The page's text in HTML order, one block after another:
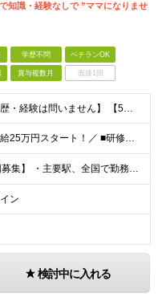
知識・経験なしで ”ママになりませ
学歴不問 ベテランOK
賞与複数月 面接1回
【未経験歓迎！学歴・経験は問いません】 【5名以上の積極採用を予定！】 事業拡大中につき、 これからイラストレーターを目指したい方を積極採用中です！ 「イラストを仕事にしてみたい」 「好きなことを
＼研修修了後は月給25万円スタート！／ ■研修修了後 月給25万円＋賞与＋インセンティブ賞与 ※残業代は別途支給 ▽研修期間▽ 【未経験者】 ▶ 月給20万円～ 【固定残業代について】
【47都道府県全国募集】 ・主要駅、全国で勤務可能！ ・どこに住んでいても応募可能！ 【東京本社】 東京都品川区東品川5-9-2 ≪リモート研修♪⾯接も基本的にオンラインで実施します≫ －主要駅
ン
検討中に入れる